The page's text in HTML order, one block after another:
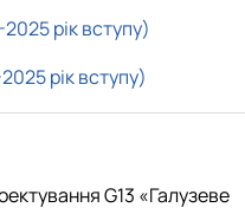
рік вступу)
рік вступу)
G13 «Галузеве